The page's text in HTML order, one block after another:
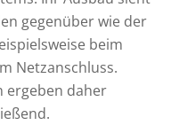
gegenüber wie der
beim
Netzanschluss.
ergeben daher